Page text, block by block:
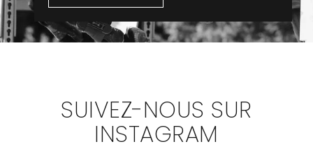
SUIVEZ-NOUS SUR
INSTAGRAM